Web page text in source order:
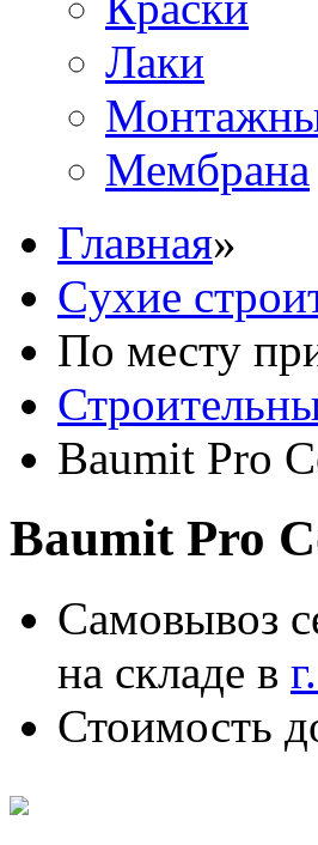
Лаки
Мембрана
Главная»
Cухие
По месту
Baumit Pro
Baumit Pro
Самовывоз
на складе в
Стоимость